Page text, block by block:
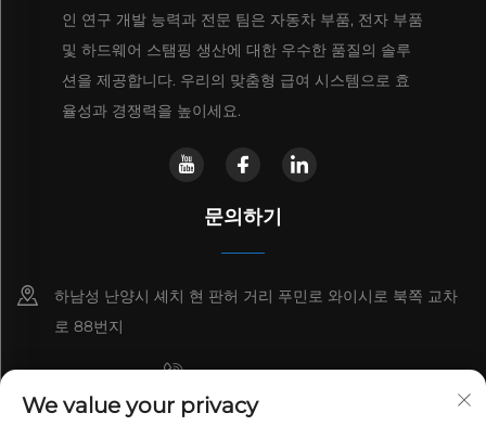
인 연구 개발 능력과 전문 팀은 자동차 부품, 전자 부품
및 하드웨어 스탬핑 생산에 대한 우수한 품질의 솔루
션을 제공합니다. 우리의 맞춤형 급여 시스템으로 효
율성과 경쟁력을 높이세요.
문의하기
하남성 난양시 셰치 현 판허 거리 푸민로 와이시로 북쪽 교차
로 88번지
+8615993153189
+86-13137795975
We value your privacy